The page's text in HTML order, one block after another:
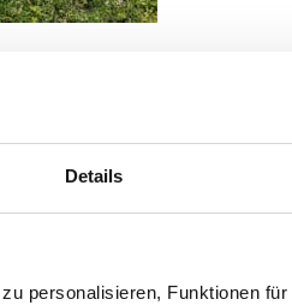
Details
personalisieren, Funktionen